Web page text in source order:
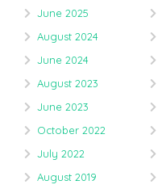
June 2025
August 2024
June 2024
August 2023
June 2023
October 2022
July 2022
August 2019